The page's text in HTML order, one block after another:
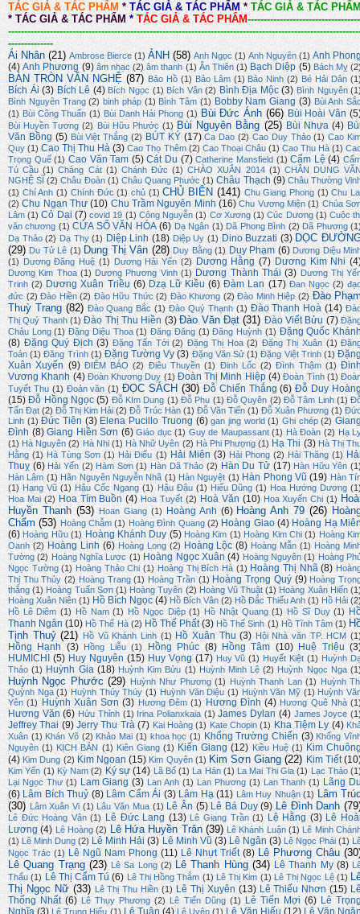
TÁC GIẢ & TÁC PHẨM * TÁC GIẢ & TÁC PHẨM * TÁC GIẢ & TÁC
* TÁC GIẢ & TÁC PHẨM *TÁC GIẢ & TÁC PHẨM-----------------------------------
--------------
Ái Nhân (21) Ambrose Bierce (1) ẢNH (58) Anh Ngọc (1) Anh Nguyên (1) Anh
(4) Anh Phương (9) âm nhạc (2) âm thanh (1) Ân Thiên (1) Bạch Diệp (5) Bách Mỵ
BÀN TRÒN VĂN NGHỆ (87) Bảo Hồ (1) Bảo Lâm (1) Bảo Ninh (2) Bé Hải Dân
Bích Ái (3) Bích Lê (4) Bích Ngọc (1) Bích Vân (2) Bình Địa Mộc (3) Bình Nguyên
Bình Nguyên Trang (2) binh pháp (1) Bình Tâm (1) Bobby Nam Giang (3) Bùi Anh
(1) Bùi Công Thuấn (1) Bùi Danh Hải Phong (1) Bùi Đức Ánh (66) Bùi Hoài Vân
Bùi Huyền Tương (2) Bùi Hữu Phước (1) Bùi Nguyên Bằng (25) Bùi Nhựa (4)
Văn Bồng (5) Bùi Việt Thắng (2) BÚT KÝ (17) Ca Dao (2) Cao Duy Thảo (1) Cao
Quy (1) Cao Thị Thu Hà (3) Cao Thọ Thêm (2) Cao Thoại Châu (1) Cao Thu Hà (1)
Trọng Quế (1) Cao Văn Tam (5) Cát Du (7) Catherine Mansfield (1) Cẩm Lệ (4)
Tú Cầu (1) Chàng Cát (1) Chánh Đức (1) CHÀO XUÂN 2014 (1) CHÂN DUNG
NGHỆ SĨ (2) Châu Đoàn (1) Châu Quang Phước (1) Châu Thạch (9) Châu Thường
(1) Chí Anh (1) Chính Đức (1) chủ (1) CHỦ BIÊN (141) Chu Giang Phong (1) Chu
(2) Chu Ngạn Thư (10) Chu Trầm Nguyên Minh (16) Chu Vương Miện (1) Chúa
Lâm (1) Cỏ Dại (7) covid 19 (1) Công Nguyễn (1) Cơ Xương (1) Cúc Dương (1) Cuộc
văn chương (1) CỬA SỔ VĂN HÓA (6) Dạ Ngân (1) Dã Phong Bình (2) Dã Phương
Dạ Thảo (2) Dạ Thy (1) Diệp Linh (18) Diệp Uy (1) Dino Buzzati (3) DỌC
(29) Du Tử Lê (1) Dung Thị Vân (28) Duy Bằng (1) Duy Phạm (6) Dương Diệu
(1)
Dương Đăng Huệ (1) Dương Hải Yến (2) Dương Hằng (7) Dương Kim Nhi
Dương Kim Thoa (1) Dương Phương Vinh (1) Dương Thành Thái (3) Dương Thị
Trinh (2) Dương Xuân Triều (6) Dzạ Lữ Kiều (6) Đàm Lan (17) Đan Ngọc (2)
đức (2) Đào Hiền (2) Đào Hữu Thức (2) Đào Khương (2) Đào Minh Hiệp (2) Đào
Thuỳ Trang (82) Đào Quang Bắc (1) Đào Quý Thạnh (1) Đào Thanh Hoà (14)
Thị Quý Thanh (1) Đào Thị Thu Hiền (3) Đào Văn Đạt (31) Đào Viết Bửu (7)
Châu Long (1) Đặng Diệu Thoa (1) Đăng Đăng (1) Đăng Huỳnh (1) Đặng Quốc
(8) Đặng Quý Địch (3) Đặng Tấn Tới (2) Đặng Thị Hoa (2) Đặng Thị Xuân (1)
Toán (1) Đăng Trình (1) Đặng Tường Vy (3) Đặng Văn Sử (1) Đặng Việt Trinh (1)
Xuân Xuyến (9) ĐIỂM BÁO (2) Điêu Thuyền (1) Đinh Lốc (2) Đình Thậm (1)
Vương Khanh (4) Đoàn Khương Duy (1) Đoàn Thị Minh Hiệp (4) Đoàn Tình (1)
Tuyết Thu (1) Đoản văn (1) ĐỌC SÁCH (30) Đỗ Chiến Thắng (6) Đỗ Duy
(15) Đỗ Hồng Ngọc (5) Đỗ KIm Dung (1) Đỗ Phu (1) Đỗ Quyên (2) Đỗ Tâm Linh (1)
Tấn Đạt (2) Đỗ Thị Kim Hải (2) Đỗ Trúc Hàn (1) Đỗ Văn Tiến (1) Đỗ Xuân Phương (1)
Linh (1) Đức Tiên (3) Elena Pucillo Truong (6) gan jing world (1) Ghi chép (2)
Đình (8) Giang Hiền Sơn (6) Giáo dục (1) Guy de Maupassant (1) Hà Đoàn (2) Hạ
(1) Hà Nguyên (2) Hà Nhi (1) Hà Nhữ Uyên (2) Hà Phi Phượng (1) Hạ Thi (3) Hà Thị
Hằng (1) Hà Tùng Sơn (1) Hải Điểu (1) Hải Miên (3) Hải Phong (2) Hải Thăng (1)
Thuỵ (6) Hải Yến (2) Hàm Sơn (1) Hàn Dã Thảo (2) Hàn Du Tử (17) Hàn Hữu Yên
Hàn Lâm (1) Hãn Nguyên Nguyễn Nhã (1) Hàn Nguyệt (1) Hàn Phong Vũ (19) Hàn
(1) Hạng Vũ (1) Hậu Cốc Ngang (1) Hậu Đậu (1) Hiếu Dũng (1) Hoa Hướng Dương
Hoa Mai (2) Hoa Tím Buồn (4) Hoa Tuyết (2) Hoà Văn (10) Hoa Xuyến Chi (1)
Huyền Thanh (53) Hoan Giang (1) Hoàng Anh (6) Hoàng Anh 79 (26)
Chẩm (53) Hoàng Chẫm (1) Hoàng Đình Quang (2) Hoàng Giao (4) Hoàng Hạ
(6) Hoàng Hữu (1) Hoàng Khánh Duy (5) Hoàng Kim (1) Hoàng Kim Chi (1) Hoàng
Oanh (2) Hoàng Linh (6) Hoàng Long (2) Hoàng Lộc (8) Hoàng Mẫn (1) Hoàng
Tường (2) Hoàng Nghĩa Lược (1) Hoàng Ngọc Xuân (4) Hoàng Nguyên (1) Hoàng
Ngọc Tường (1) Hoàng Thảo Chi (1) Hoàng Thị Bích Hà (1) Hoàng Thị Nhã (8)
Thị Thu Thủy (2) Hoàng Trang (1) Hoàng Trần (1) Hoàng Trọng Quý (9) Hoàng
thắng (1) Hoàng Tuấn Sơn (1) Hoàng Tuyên (2) Hoàng Vũ Thuật (1) Hoàng Xuân Hiến
Hoàng Xuân Niên (1) Hồ Bích Ngọc (4) Hồ Bích Vân (2) Hồ Đắc Thiếu Anh (1) Hồ Hải
Hồ Lê Diêm (1) Hồ Nam (1) Hồ Ngọc Diệp (1) Hồ Nhật Quang (1) Hồ Sĩ Duy (1)
Thanh Ngân (10) Hồ Thế Hà (2) Hồ Thế Phất (3) Hồ Thế Sinh (1) Hồ Tĩnh Tâm (1)
Tịnh Thuỷ (21) Hồ Vũ Khánh Linh (1) Hồ Xuân Thu (3) Hội Nhà văn TP. HCM
Hồng Hạnh (3) Hồng Liễu (1) Hồng Phúc (8) Hồng Tâm (10) Huệ Triệu
HUMICHI
(5) Huy Nguyên (15) Huy Vọng (17) Huy Vũ (1) Huyết Kiệt (1) Huỳnh
Thảo (1) Huỳnh Gia (18) Huỳnh Kim Bửu (1) Huỳnh Minh Lệ (2) Huỳnh Ngọc Nga
Huỳnh Ngọc Phước (29) Huỳnh Như Phương (1) Huỳnh Thanh Lan (1)
Huỳnh
Quỳnh Nga (1) Huỳnh Thúy Thúy (1) Huỳnh Văn Diệu (1) Huỳnh Văn Mỹ (1) Huỳnh
Yên (1) Huỳnh Xuân Sơn (3) Hương Đêm (1) Hương Đình (4) Hương Quê Nhà
Hương Văn (6) Hửu Thỉnh (1) Irina Polianxkaia (1) James Dylan (4) James Joyce
Jeffrey Thai (9) Jerry Thu Trà (7) Kai Hoàng (1) Kate Chopin (1) Kha Tiệm Ly (4)
Xuân (1) Khán Võ (2) Khảo Mai (1) khoa học (1) Khổng Trường Chiến (3) Khổng
Nguyên (1) KỊCH BẢN (1) Kiên Giang (1) Kiến Giang (12) Kiều Huệ (1) Kim
(4) Kim Dung (2) Kim Ngoan (15) Kim Quyên (1) Kim Sơn Giang (22) Kim Tiết
Kim Yến (1) Kỳ Nam (2) Ký sự (14) Lã Bố (1) La Hán (1) La Mai Thi Gia (1) Lạc Thảo
Lại Ngọc Thư (1) Lam Giang (3) Lan Anh (1) Lan Phương (1) Lan Thanh (1) Lãng
(6) Lâm Bích Thuỷ (8) Lâm Cẩm Ái (3) Lâm Hạ (11) Lâm Huy Nhuận (1) Lâm
(30) Lâm Xuân Vi (1) Lâu Văn Mua (1) Lê Ân (5) Lê Bá Duy (9) Lê Đình Danh
Lê Đức Hoàng Vân (1) Lê Đức Lang (13) Lê Giang Trần (1) Lệ Hằng (3) Lê
Lương (4) Lê Hoàng (2) Lê Hứa Huyền Trân (39) Lê Khánh Luận (1) Lê Minh
(1) Lê Minh Dung (2) Lê Minh Hải (3) Lê Minh Vũ (3) Lê Ngân (3) Lê Ngọc Phái (1)
Ngọc Trác (1) Lê Ngũ Nam Phong (11) Lê Nhựt Triết (8) Lê Phương Châu
Lê Quang Trạng (23) Lê Sa Long (2) Lê Thanh Hùng (34) Lê Thanh My (8)
Thấu (1) Lê Thị Cẩm Tú (6) Lê Thị Hồng Thắm (1) Lê Thị Kim (1) Lê Thị Ngọc Lệ (1)
Thị Ngọc Nữ (33) Lê Thị Thu Hiền (1) Lê Thị Xuyên (13) Lê Thiếu Nhơn (15)
Thống Nhất (6) Lê Thụy Phương (2) Lê Tiến Dũng (1) Lê Tiến Mợi (6) Lê
Lê Trung Hiếu (1) Lê Uyên (1)